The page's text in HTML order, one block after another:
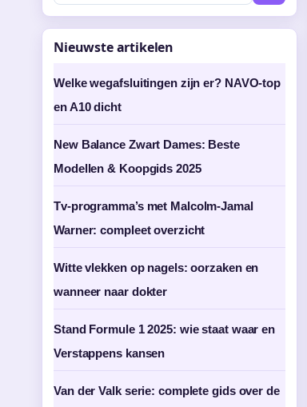
Nieuwste artikelen
Welke wegafsluitingen zijn er? NAVO-top
en A10 dicht
New Balance Zwart Dames: Beste
Modellen & Koopgids 2025
Tv-programma’s met Malcolm-Jamal
Warner: compleet overzicht
Witte vlekken op nagels: oorzaken en
wanneer naar dokter
Stand Formule 1 2025: wie staat waar en
Verstappens kansen
Van der Valk serie: complete gids over de